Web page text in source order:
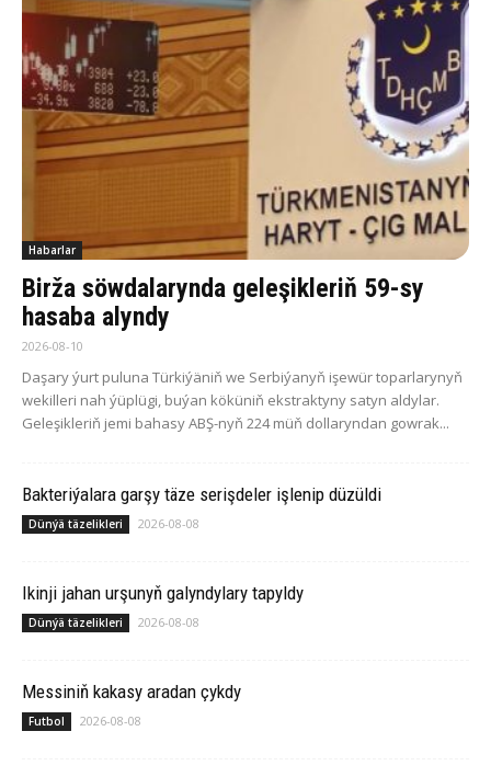
Habarlar
Birža söwdalarynda geleşikleriň 59-sy
hasaba alyndy
2026-08-10
Daşary ýurt puluna Türkiýäniň we Serbiýanyň işewür toparlarynyň
wekilleri nah ýüplügi, buýan köküniň ekstraktyny satyn aldylar.
Geleşikleriň jemi bahasy ABŞ-nyň 224 müň dollaryndan gowrak...
Bakteriýalara garşy täze serişdeler işlenip düzüldi
Dünýä täzelikleri 2026-08-08
Ikinji jahan urşunyň galyndylary tapyldy
Dünýä täzelikleri 2026-08-08
Messiniň kakasy aradan çykdy
Futbol 2026-08-08